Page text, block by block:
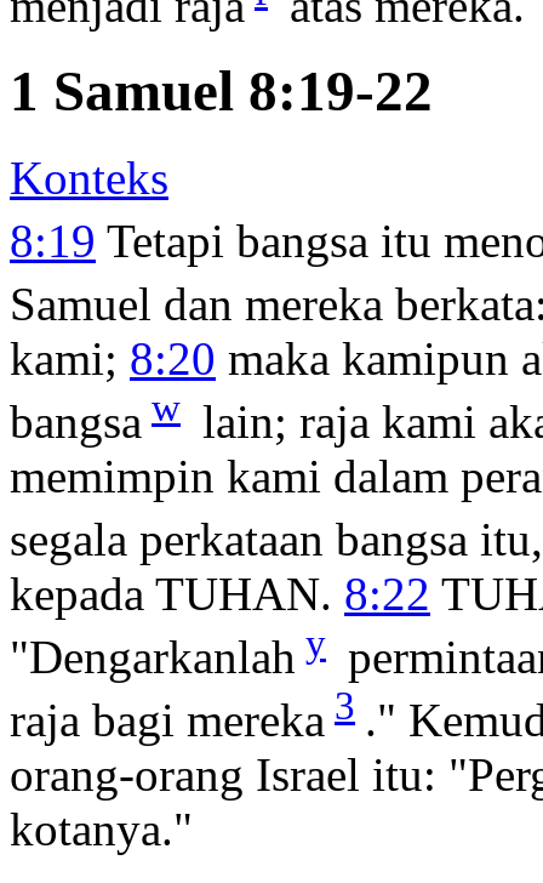
1 Samuel 8:19-22
Konteks
8:19 Tetapi bangsa itu
Samuel dan mereka
kami; 8:20 maka kamipun
bangsa w lain; raja kami
memimpin kami dalam
segala perkataan bangsa
kepada TUHAN. 8:22
"Dengarkanlah y
raja bagi mereka 3 ."
orang-orang Israel itu:
kotanya."